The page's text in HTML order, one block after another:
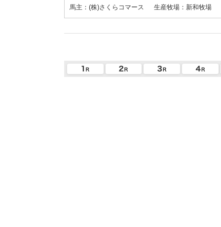
馬主：(株)さくらコマース
生産牧場：新和牧場